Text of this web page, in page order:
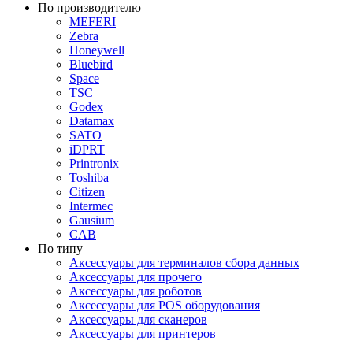
По производителю
MEFERI
Zebra
Honeywell
Bluebird
Space
TSC
Godex
Datamax
SATO
iDPRT
Printronix
Toshiba
Citizen
Intermec
Gausium
CAB
По типу
Аксессуары для терминалов сбора данных
Аксессуары для прочего
Аксессуары для роботов
Аксессуары для POS оборудования
Аксессуары для сканеров
Аксессуары для принтеров